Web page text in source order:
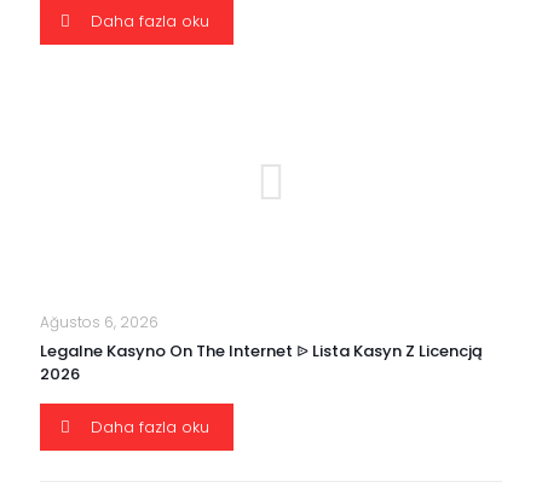
Daha fazla oku
Ağustos 6, 2026
Legalne Kasyno On The Internet ᐉ Lista Kasyn Z Licencją
2026
Daha fazla oku